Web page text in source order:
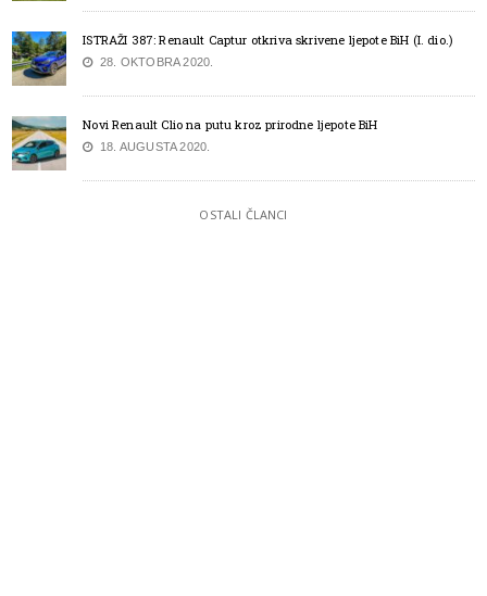
ISTRAŽI 387: Renault Captur otkriva skrivene ljepote BiH (I. dio.)
28. OKTOBRA 2020.
Novi Renault Clio na putu kroz prirodne ljepote BiH
18. AUGUSTA 2020.
OSTALI ČLANCI